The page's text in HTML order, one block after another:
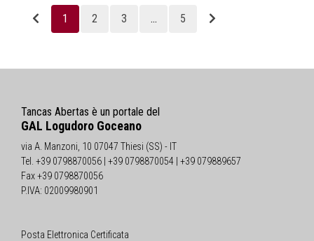
1 2 3 ... 5
Tancas Abertas è un portale del
GAL Logudoro Goceano
via A. Manzoni, 10 07047 Thiesi (SS) - IT
Tel. +39 0798870056 | +39 0798870054 | +39 079889657
Fax +39 0798870056
P.IVA: 02009980901
Posta Elettronica Certificata